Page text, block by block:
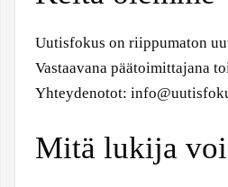
Uutisfokus on riippumaton
Vastaavana päätoimittajana
Yhteydenotot:
Mitä lukija voi